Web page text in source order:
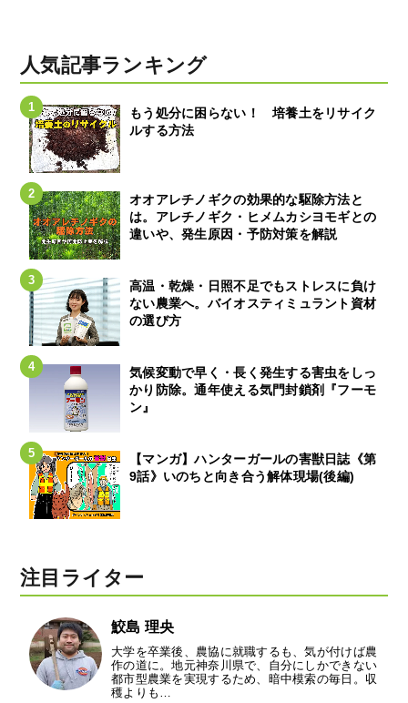
人気記事ランキング
もう処分に困らない！ 培養土をリサイク
ルする方法
オオアレチノギクの効果的な駆除方法と
は。アレチノギク・ヒメムカシヨモギとの
違いや、発生原因・予防対策を解説
高温・乾燥・日照不足でもストレスに負け
ない農業へ。バイオスティミュラント資材
の選び方
気候変動で早く・長く発生する害虫をしっ
かり防除。通年使える気門封鎖剤『フーモ
ン』
【マンガ】ハンターガールの害獣日誌《第
9話》いのちと向き合う解体現場(後編)
注目ライター
鮫島 理央
大学を卒業後、農協に就職するも、気が付けば農
作の道に。地元神奈川県で、自分にしかできない
都市型農業を実現するため、暗中模索の毎日。収
穫よりも…